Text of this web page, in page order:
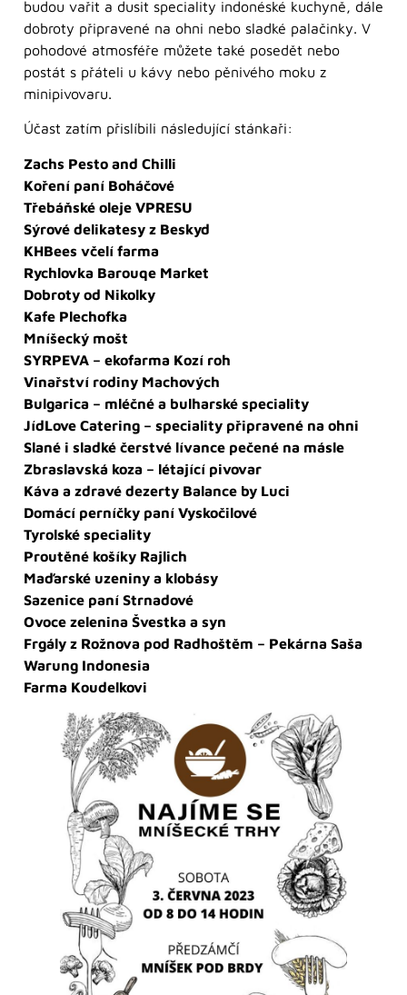
budou vařit a dusit speciality indonéské kuchyně, dále
dobroty připravené na ohni nebo sladké palačinky. V
pohodové atmosféře můžete také posedět nebo
postát s přáteli u kávy nebo pěnivého moku z
minipivovaru.
Účast zatím přislíbili následující stánkaři:
Zachs Pesto and Chilli
Koření paní Boháčové
Třebáňské oleje VPRESU
Sýrové delikatesy z Beskyd
KHBees včelí farma
Rychlovka Barouqe Market
Dobroty od Nikolky
Kafe Plechofka
Mníšecký mošt
SYRPEVA – ekofarma Kozí roh
Vinařství rodiny Machových
Bulgarica – mléčné a bulharské speciality
JídLove Catering – speciality připravené na ohni
Slané i sladké čerstvé lívance pečené na másle
Zbraslavská koza – létající pivovar
Káva a zdravé dezerty Balance by Luci
Domácí perníčky paní Vyskočilové
Tyrolské speciality
Proutěné košíky Rajlich
Maďarské uzeniny a klobásy
Sazenice paní Strnadové
Ovoce zelenina Švestka a syn
Frgály z Rožnova pod Radhoštěm – Pekárna Saša
Warung Indonesia
Farma Koudelkovi